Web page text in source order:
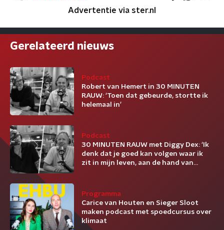
Advertentie via ster.nl
Gerelateerd nieuws
Podcast
Robert van Hemert in 30 MINUTEN
RAUW: ‘Toen dat gebeurde, stortte ik
helemaal in’
Podcast
30 MINUTEN RAUW met Diggy Dex: ‘Ik
denk dat je goed kan volgen waar ik
zit in mijn leven, aan de hand van
Programma
Carice van Houten en Sieger Sloot
maken podcast met spoedcursus over
klimaat